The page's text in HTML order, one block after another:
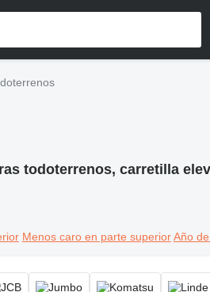
todoterrenos, carretilla
Menos caro en parte superior Año